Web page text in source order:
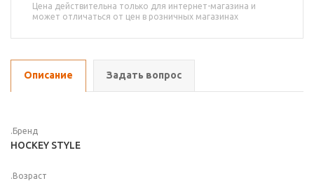
Цена действительна только для интернет-магазина и
может отличаться от цен в розничных магазинах
Описание Задать вопрос
.Бренд
HOCKEY STYLE
.Возраст